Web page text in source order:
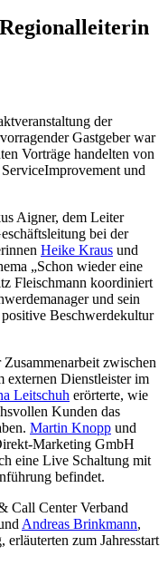
der
Gastgeber war
Vorträge handelten von
und
Aigner, dem Leiter
bei der
Heike Kraus und
„Schon wieder eine
Fleischmann koordiniert
und sein
Beschwerdekultur
zwischen
externen Dienstleister im
Leitschuh erörterte, wie
Kunden das
Martin Knopp und
Marketing GmbH
eine Live Schaltung mit
befindet.
Call Center Verband
Andreas Brinkmann,
zum Jahresstart